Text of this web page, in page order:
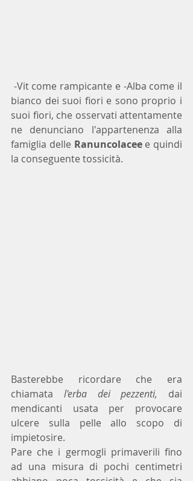
bianco dei suoi fiori e sono proprio i
suoi fiori, che osservati attentamente
ne denunciano l'appartenenza alla
famiglia delle Ranuncolacee e quindi
la conseguente tossicità.
Basterebbe ricordare che era
chiamata l'erba dei pezzenti, dai
mendicanti usata per provocare
ulcere sulla pelle allo scopo di
impietosire.
Pare che i germogli primaverili fino
ad una misura di pochi centimetri